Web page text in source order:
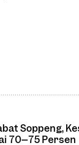
Kelurahan
Soppeng,
70–75 Persen